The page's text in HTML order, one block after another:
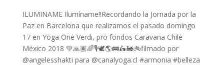
ILUMINAME Ilumíname!!Recordando la Jornada por la
Paz en Barcelona que realizamos el pasado domingo
17 en Yoga One Verdi, pro fondos Caravana Chile
México 2018 💚🙏🏽🌈🎙🕊🌎🚌🛵🚂🚲filmado por
@angelesshakti para @canalyoga.cl #armonia #belleza